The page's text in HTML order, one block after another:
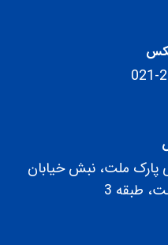
021-
پارک ملت، نبش خیابان
طبقه 3